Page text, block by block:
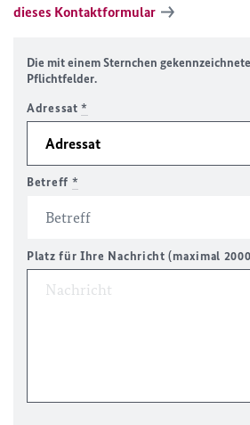
dieses Kontaktformular
Die mit einem Sternchen
Pflichtfelder.
Adressat*
Betreff *
Platz für Ihre Nachricht (maximal